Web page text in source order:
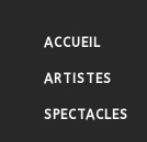
ACCUEIL
ARTISTES
SPECTACLES